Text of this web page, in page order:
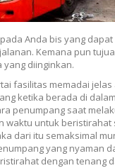
Anda bis yang
Kemana pun
diinginkan.
fasilitas memadai
ketika berada di
penumpang saat
waktu untuk beristirahat
dari itu semaksimal
yang nyaman
dengan tenang